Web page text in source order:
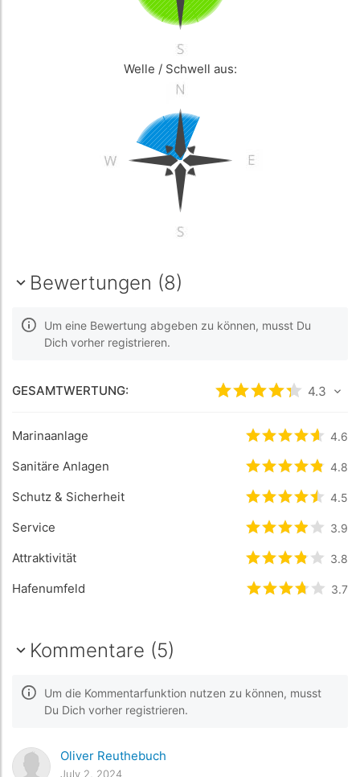
Welle / Schwell aus:
Bewertungen (8)
Um eine Bewertung abgeben zu können, musst Du
Dich vorher registrieren.
GESAMTWERTUNG: bewertet4.3/5
4.3
Marinaanlage bewertet4.6/
4.6
Sanitäre Anlagen bewertet4.8/
4.8
Schutz & Sicherheit bewertet4.5/
4.5
Service bewertet3.9/
3.9
Attraktivität bewertet3.8/
3.8
Hafenumfeld bewertet3.7/
3.7
Kommentare (5)
Um die Kommentarfunktion nutzen zu können, musst
Du Dich vorher registrieren.
Oliver Reuthebuch
July 2, 2024